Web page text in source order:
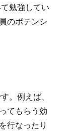
勉強してい
のポテンシ
。例えば、
てもらう効
行なったり